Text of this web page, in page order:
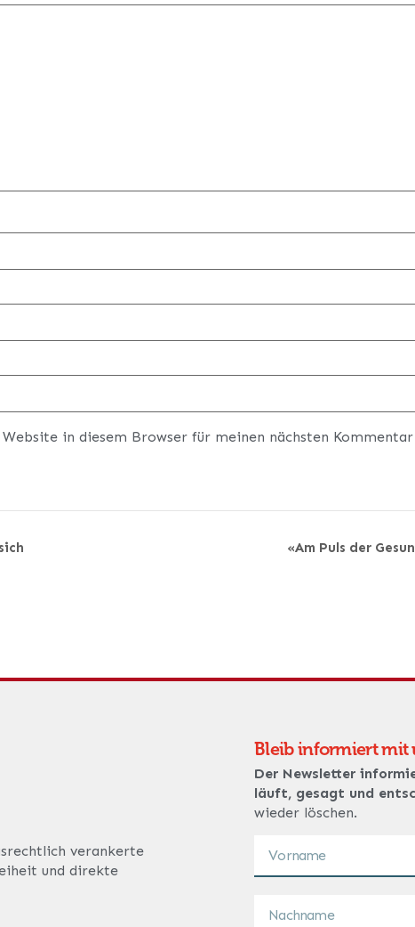
in diesem Browser für meinen nächsten
«Am Puls der
verankerte
und direkte
Bleib informiert mit
Der Newsletter
läuft, gesagt und
wieder löschen.